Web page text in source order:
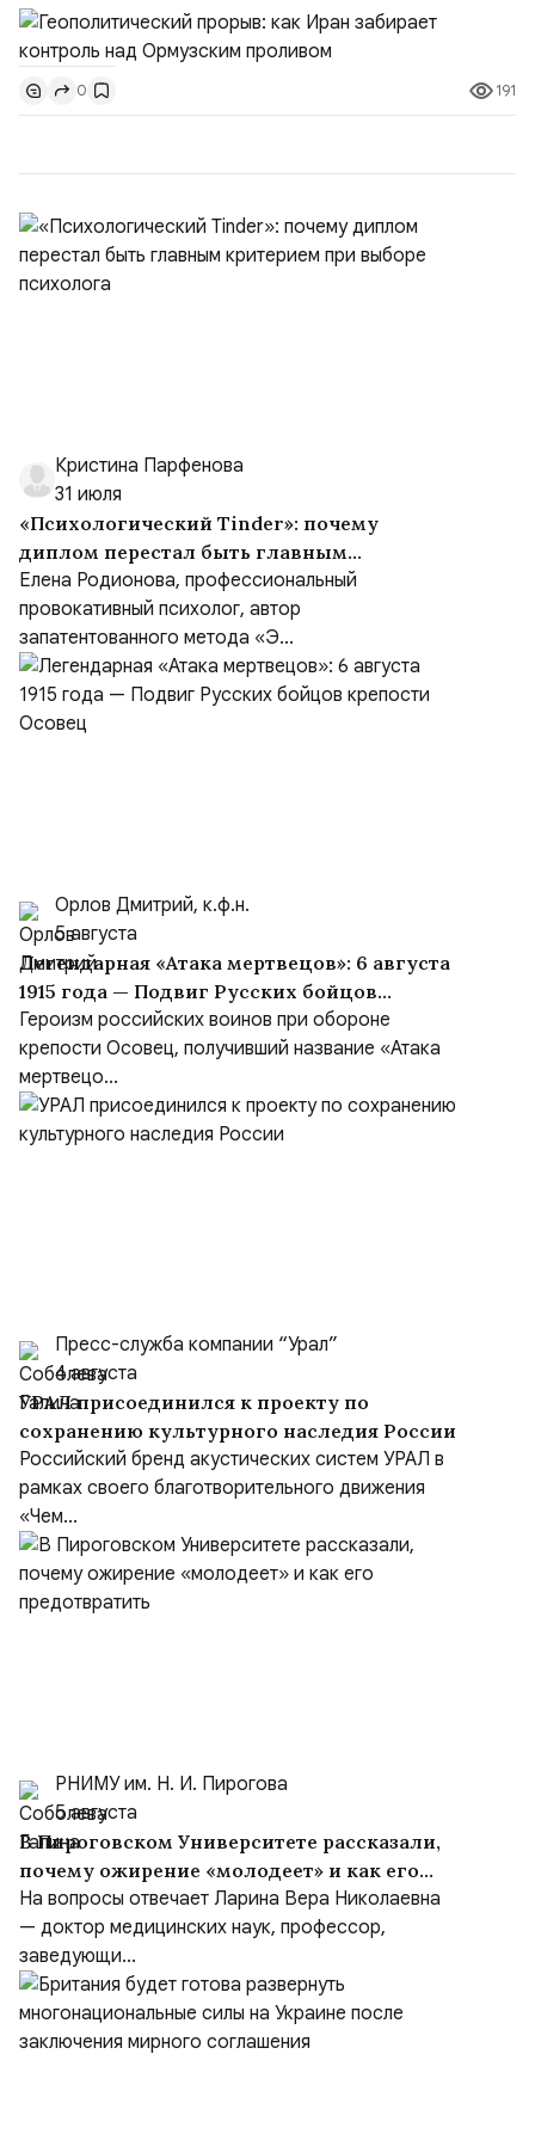
скорее всего будут реализованы.Разбираем ключевые
тезисы и последствия этого соглашения:. 1. Новые
доли контроля (75 на 25). Было: Ранее Иран и Оман
контролировали пролив на паритетных началах —
50/50. Стало: Новое соглашение закрепляет за
0 191
Кристина Парфенова
31 июля
«Психологический Tinder»: почему
диплом перестал быть главным
критерием при выборе психолога
Елена Родионова, профессиональный
провокативный психолог, автор
запатентованного метода «Э...
Орлов Дмитрий, к.ф.н.
5 августа
Легендарная «Атака мертвецов»: 6 августа
1915 года — Подвиг Русских бойцов
крепости Осовец
Героизм российских воинов при обороне
крепости Осовец, получивший название «Атака
мертвецо...
Пресс-служба компании “Урал”
4 августа
УРАЛ присоединился к проекту по
сохранению культурного наследия России
Российский бренд акустических систем УРАЛ в
рамках своего благотворительного движения
«Чем...
РНИМУ им. Н. И. Пирогова
5 августа
В Пироговском Университете рассказали,
почему ожирение «молодеет» и как его
предотвратить
На вопросы отвечает Ларина Вера Николаевна
— доктор медицинских наук, профессор,
заведующи...